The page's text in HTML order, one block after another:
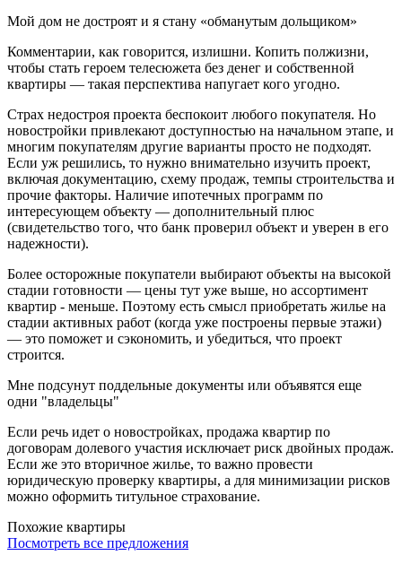
Мой дом не достроят и я стану «обманутым дольщиком»
Комментарии, как говорится, излишни. Копить полжизни,
чтобы стать героем телесюжета без денег и собственной
квартиры — такая перспектива напугает кого угодно.
Страх недостроя проекта беспокоит любого покупателя. Но
новостройки привлекают доступностью на начальном этапе, и
многим покупателям другие варианты просто не подходят.
Если уж решились, то нужно внимательно изучить проект,
включая документацию, схему продаж, темпы строительства и
прочие факторы. Наличие ипотечных программ по
интересующем объекту — дополнительный плюс
(свидетельство того, что банк проверил объект и уверен в его
надежности).
Более осторожные покупатели выбирают объекты на высокой
стадии готовности — цены тут уже выше, но ассортимент
квартир - меньше. Поэтому есть смысл приобретать жилье на
стадии активных работ (когда уже построены первые этажи)
— это поможет и сэкономить, и убедиться, что проект
строится.
Мне подсунут поддельные документы или объявятся еще
одни "владельцы"
Если речь идет о новостройках, продажа квартир по
договорам долевого участия исключает риск двойных продаж.
Если же это вторичное жилье, то важно провести
юридическую проверку квартиры, а для минимизации рисков
можно оформить титульное страхование.
Похожие квартиры
Посмотреть все предложения